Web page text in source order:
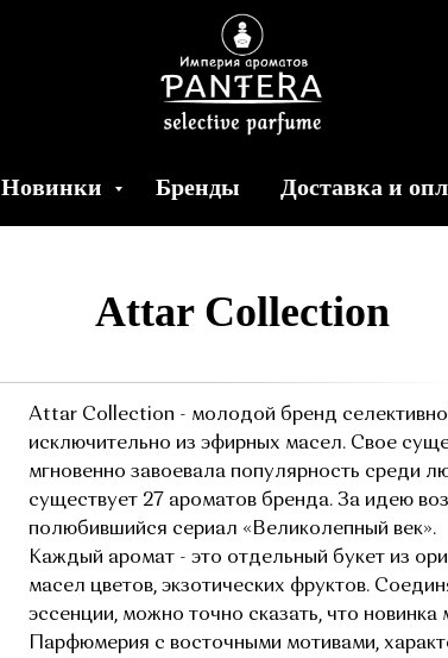
Новинки Бренды Доставка и
Attar Collection
Attar Collection - молодой бренд
исключительно из эфирных масел. Свое
мгновенно завоевала популярность среди
существует 27 ароматов бренда. За идею
полюбившийся сериал «Великолепный век».
Каждый аромат - это отдельный букет из
масел цветов, экзотических фруктов.
эссенции, можно точно сказать, что
Парфюмерия с восточными мотивами,